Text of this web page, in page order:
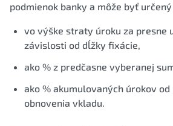
podmienok banky a môže byť určený
vo výške straty úroku za presne
závislosti od dĺžky fixácie,
ako % z predčasne vyberanej
ako % akumulovaných úrokov od
obnovenia vkladu.